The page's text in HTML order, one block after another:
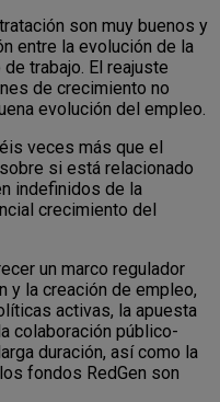
son muy buenos y
entre la evolución de la
trabajo. El reajuste
de crecimiento no
evolución del empleo.
veces más que el
si está relacionado
indefinidos de la
crecimiento del
un marco regulador
y la creación de empleo,
activas, la apuesta
colaboración público-
duración, así como la
fondos RedGen son